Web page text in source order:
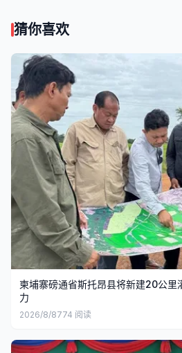
猜你喜欢
柬埔寨磅通省斯托昂县将新建20公里
力
2026/8/8774 阅读